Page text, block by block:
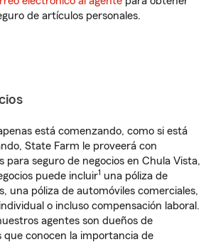
de artículos personales.
está comenzando, como si está
State Farm le proveerá con
para seguro de negocios en Chula Vista,
puede incluir1 una póliza de
una póliza de automóviles comerciales,
o incluso compensación laboral.
agentes son dueños de
que conocen la importancia de